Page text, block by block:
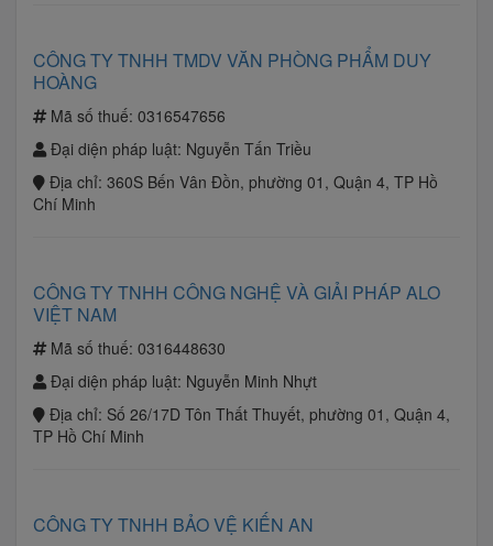
CÔNG TY TNHH TMDV VĂN PHÒNG PHẨM DUY
HOÀNG
Mã số thuế: 0316547656
Đại diện pháp luật: Nguyễn Tấn Triều
Địa chỉ: 360S Bến Vân Đồn, phường 01, Quận 4, TP Hồ
Chí Minh
CÔNG TY TNHH CÔNG NGHỆ VÀ GIẢI PHÁP ALO
VIỆT NAM
Mã số thuế: 0316448630
Đại diện pháp luật: Nguyễn Minh Nhựt
Địa chỉ: Số 26/17D Tôn Thất Thuyết, phường 01, Quận 4,
TP Hồ Chí Minh
CÔNG TY TNHH BẢO VỆ KIẾN AN